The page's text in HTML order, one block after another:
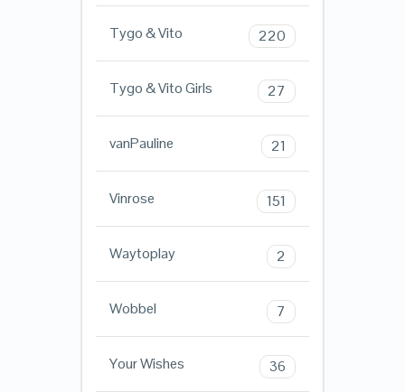
Tygo & Vito 220
Tygo & Vito Girls 27
vanPauline 21
Vinrose 151
Waytoplay 2
Wobbel 7
Your Wishes 36